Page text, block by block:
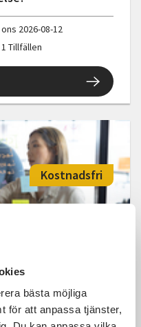
bästa möjliga
för att anpassa tjänster,
ons 2026-08-12
1 Tillfällen
Kostnadsfri
ons 2026-09-09
1 Tillfällen